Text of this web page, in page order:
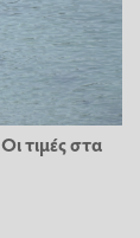
τιμές στα